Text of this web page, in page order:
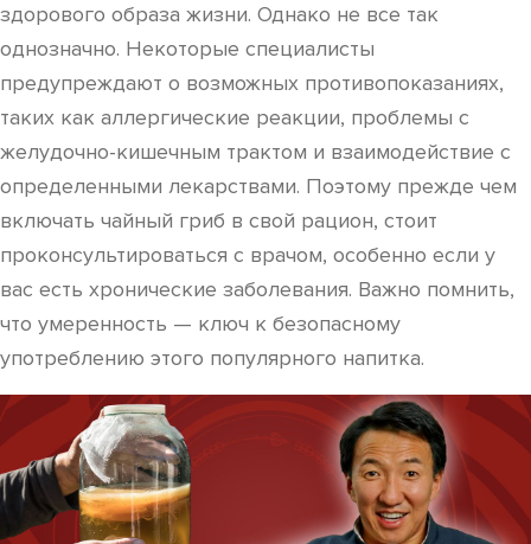
здорового образа жизни. Однако не все так
однозначно. Некоторые специалисты
предупреждают о возможных противопоказаниях,
таких как аллергические реакции, проблемы с
желудочно-кишечным трактом и взаимодействие с
определенными лекарствами. Поэтому прежде чем
включать чайный гриб в свой рацион, стоит
проконсультироваться с врачом, особенно если у
вас есть хронические заболевания. Важно помнить,
что умеренность — ключ к безопасному
употреблению этого популярного напитка.